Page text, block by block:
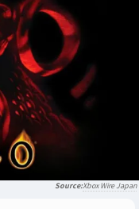
Xbox Wire Japan